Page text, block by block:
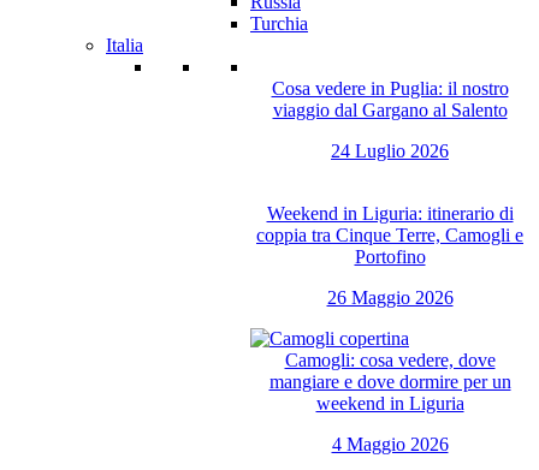
Turchia
Italia
Cosa vedere in Puglia: il nostro
viaggio dal Gargano al Salento
24 Luglio 2026
Weekend in Liguria: itinerario di
coppia tra Cinque Terre, Camogli e
Portofino
26 Maggio 2026
Camogli: cosa vedere, dove
mangiare e dove dormire per un
weekend in Liguria
4 Maggio 2026